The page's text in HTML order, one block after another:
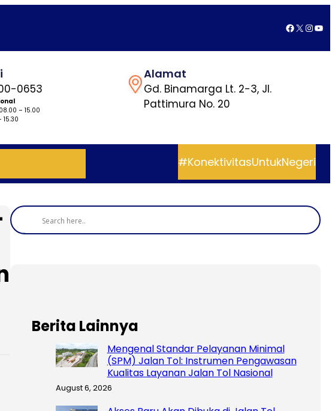
Facebook
X
0653
– 15.00
Alamat
Gd. Binamarga Lt. 2-3, Jl.
Pattimura No. 20
#KonektivitasUntukNegeri
Berita Lainnya
Mengenal Standar Pelayanan Minimal
(SPM) Jalan Tol: Instrumen Pengawasan
Kualitas Layanan Jalan Tol Nasional
August 6, 2026